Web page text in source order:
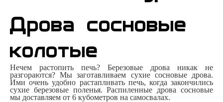
Дрова сосновые
колотые
Нечем растопить печь? Березовые дрова никак не
разгораются? Мы заготавливаем сухие сосновые дрова.
Ими очень удобно растапливать печь, когда закончились
сухие березовые поленья. Распиленные дрова сосновые
мы доставляем от 6 кубометров на самосвалах.